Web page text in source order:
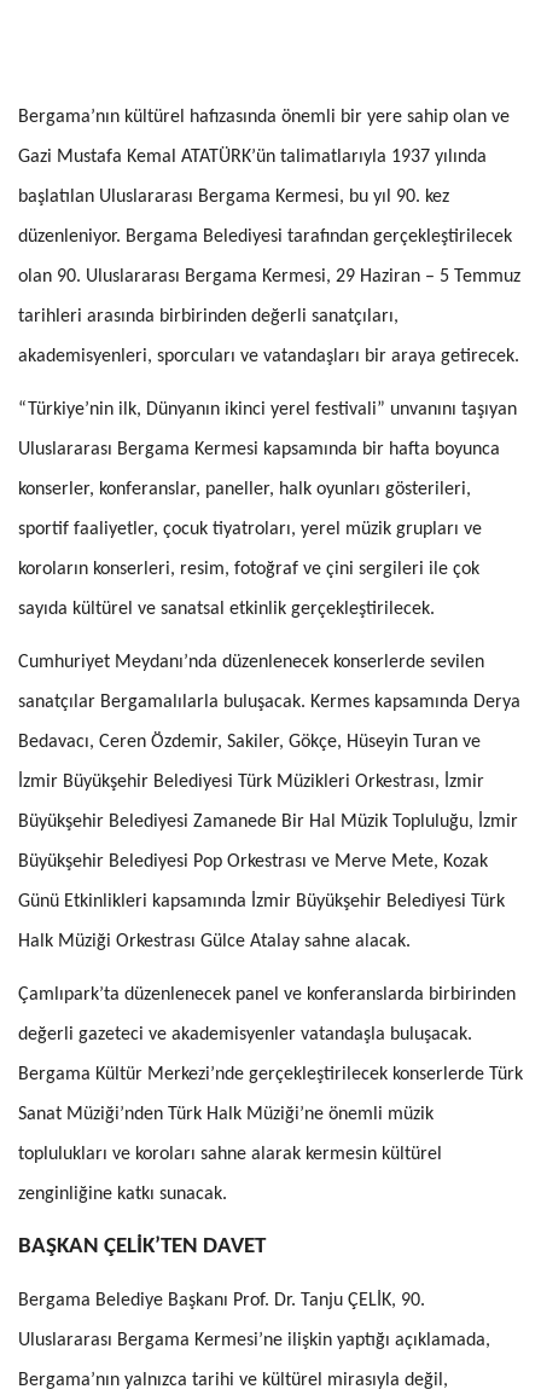
Bergama’nın kültürel hafızasında önemli bir yere sahip olan ve
Gazi Mustafa Kemal ATATÜRK’ün talimatlarıyla 1937 yılında
başlatılan Uluslararası Bergama Kermesi, bu yıl 90. kez
düzenleniyor. Bergama Belediyesi tarafından gerçekleştirilecek
olan 90. Uluslararası Bergama Kermesi, 29 Haziran – 5 Temmuz
tarihleri arasında birbirinden değerli sanatçıları,
akademisyenleri, sporcuları ve vatandaşları bir araya getirecek.
“Türkiye’nin ilk, Dünyanın ikinci yerel festivali” unvanını taşıyan
Uluslararası Bergama Kermesi kapsamında bir hafta boyunca
konserler, konferanslar, paneller, halk oyunları gösterileri,
sportif faaliyetler, çocuk tiyatroları, yerel müzik grupları ve
koroların konserleri, resim, fotoğraf ve çini sergileri ile çok
sayıda kültürel ve sanatsal etkinlik gerçekleştirilecek.
Cumhuriyet Meydanı’nda düzenlenecek konserlerde sevilen
sanatçılar Bergamalılarla buluşacak. Kermes kapsamında Derya
Bedavacı, Ceren Özdemir, Sakiler, Gökçe, Hüseyin Turan ve
İzmir Büyükşehir Belediyesi Türk Müzikleri Orkestrası, İzmir
Büyükşehir Belediyesi Zamanede Bir Hal Müzik Topluluğu, İzmir
Büyükşehir Belediyesi Pop Orkestrası ve Merve Mete, Kozak
Günü Etkinlikleri kapsamında İzmir Büyükşehir Belediyesi Türk
Halk Müziği Orkestrası Gülce Atalay sahne alacak.
Çamlıpark’ta düzenlenecek panel ve konferanslarda birbirinden
değerli gazeteci ve akademisyenler vatandaşla buluşacak.
Bergama Kültür Merkezi’nde gerçekleştirilecek konserlerde Türk
Sanat Müziği’nden Türk Halk Müziği’ne önemli müzik
toplulukları ve koroları sahne alarak kermesin kültürel
zenginliğine katkı sunacak.
BAŞKAN ÇELİK’TEN DAVET
Bergama Belediye Başkanı Prof. Dr. Tanju ÇELİK, 90.
Uluslararası Bergama Kermesi’ne ilişkin yaptığı açıklamada,
Bergama’nın yalnızca tarihi ve kültürel mirasıyla değil,